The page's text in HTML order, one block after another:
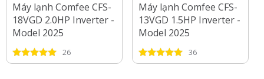
Máy lạnh Comfee CFS-
18VGD 2.0HP Inverter -
Model 2025
26
Máy lạnh Comfee CFS-
13VGD 1.5HP Inverter -
Model 2025
36